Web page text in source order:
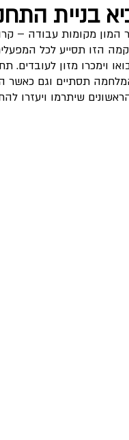
בניית
הזו תסייע לכל
וימכרו מזון
תסתיים וגם כאשר
שיתרמו